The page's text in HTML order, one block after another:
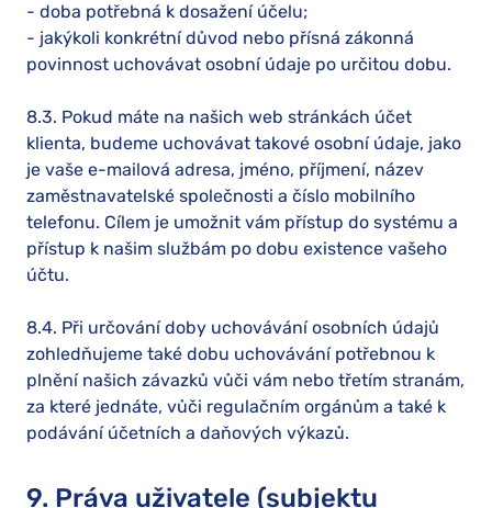
- doba potřebná k dosažení účelu;
- jakýkoli konkrétní důvod nebo přísná zákonná
povinnost uchovávat osobní údaje po určitou dobu.
8.3. Pokud máte na našich web stránkách účet
klienta, budeme uchovávat takové osobní údaje, jako
je vaše e-mailová adresa, jméno, příjmení, název
zaměstnavatelské společnosti a číslo mobilního
telefonu. Cílem je umožnit vám přístup do systému a
přístup k našim službám po dobu existence vašeho
účtu.
8.4. Při určování doby uchovávání osobních údajů
zohledňujeme také dobu uchovávání potřebnou k
plnění našich závazků vůči vám nebo třetím stranám,
za které jednáte, vůči regulačním orgánům a také k
podávání účetních a daňových výkazů.
9. Práva uživatele (subjektu